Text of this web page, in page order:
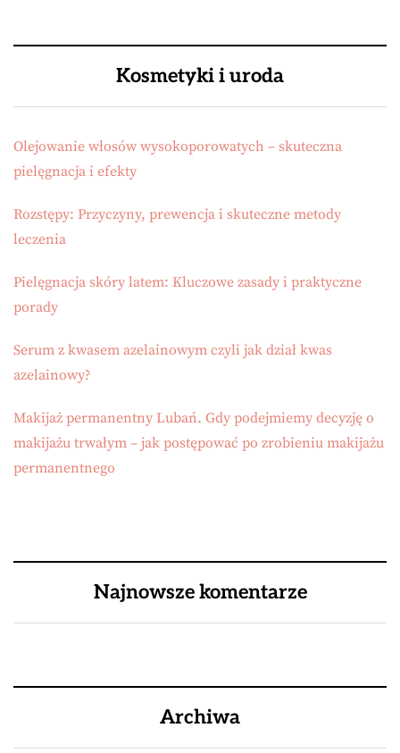
Kosmetyki i uroda
Olejowanie włosów wysokoporowatych – skuteczna
pielęgnacja i efekty
Rozstępy: Przyczyny, prewencja i skuteczne metody
leczenia
Pielęgnacja skóry latem: Kluczowe zasady i praktyczne
porady
Serum z kwasem azelainowym czyli jak dział kwas
azelainowy?
Makijaż permanentny Lubań. Gdy podejmiemy decyzję o
makijażu trwałym – jak postępować po zrobieniu makijażu
permanentnego
Najnowsze komentarze
Archiwa